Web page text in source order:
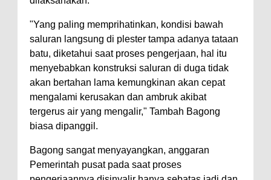
"Yang paling memprihatinkan, kondisi bawah
saluran langsung di plester tampa adanya tataan
batu, diketahui saat proses pengerjaan, hal itu
menyebabkan konstruksi saluran di duga tidak
akan bertahan lama kemungkinan akan cepat
mengalami kerusakan dan ambruk akibat
tergerus air yang mengalir," Tambah Bagong
biasa dipanggil.
Bagong sangat menyayangkan, anggaran
Pemerintah pusat pada saat proses